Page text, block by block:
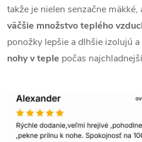
takže je nielen senzačne mäkké,
väčšie množstvo teplého
ponožky lepšie a dlhšie izolujú
nohy v teple počas